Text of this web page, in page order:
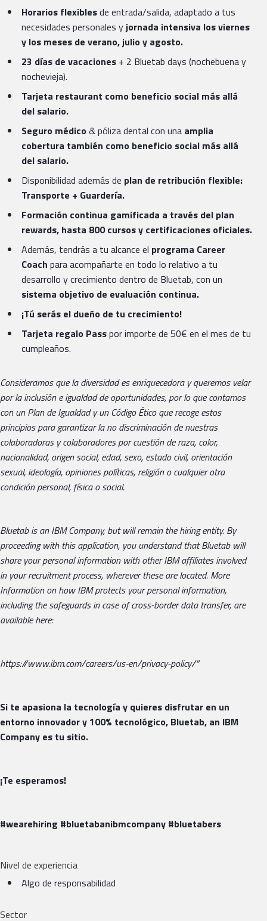
Horarios flexiblesde entrada/salida, adaptado a tus
necesidades personales yjornada intensiva los viernes
y los meses de verano, julio y agosto.
23 días de vacaciones + 2 Bluetab days (nochebuena y
nochevieja).
Tarjeta restaurant como beneficio social más allá
del salario.
Seguro médico& póliza dental con una amplia
cobertura también como beneficio social más allá
del salario.
Disponibilidad además de plan de retribución flexible:
Transporte + Guardería.
Formación continua gamificada a través del plan
rewards, hasta 800 cursos y certificaciones oficiales.
Además, tendrás a tu alcance el programa Career
Coach para acompañarte en todo lo relativo a tu
desarrollo y crecimiento dentro de Bluetab, con un
sistema objetivo de evaluación continua.
¡Tú serás el dueño de tu crecimiento!
Tarjeta regalo Passpor importe de 50€ en el mes de tu
cumpleaños.
Consideramos que la diversidad es enriquecedora y queremos velar
por la inclusión e igualdad de oportunidades, por lo que contamos
con un Plan de Igualdad y un Código Ético que recoge estos
principios para garantizar la no discriminación de nuestras
colaboradoras y colaboradores por cuestión de raza, color,
nacionalidad, origen social, edad, sexo, estado civil, orientación
sexual, ideología, opiniones políticas, religión o cualquier otra
condición personal, física o social.
Bluetab is an IBM Company, but will remain the hiring entity. By
proceeding with this application, you understand that Bluetab will
share your personal information with other IBM affiliates involved
in your recruitment process, wherever these are located. More
Information on how IBM protects your personal information,
including the safeguards in case of cross-border data transfer, are
available here:
https://www.ibm.com/careers/us-en/privacy-policy/”
Si te apasiona la tecnología y quieres disfrutar en un
entorno innovador y 100% tecnológico, Bluetab, an IBM
Company es tu sitio.
¡Te esperamos!
#wearehiring #bluetabanibmcompany #bluetabers
Nivel de experiencia
Algo de responsabilidad
Sector